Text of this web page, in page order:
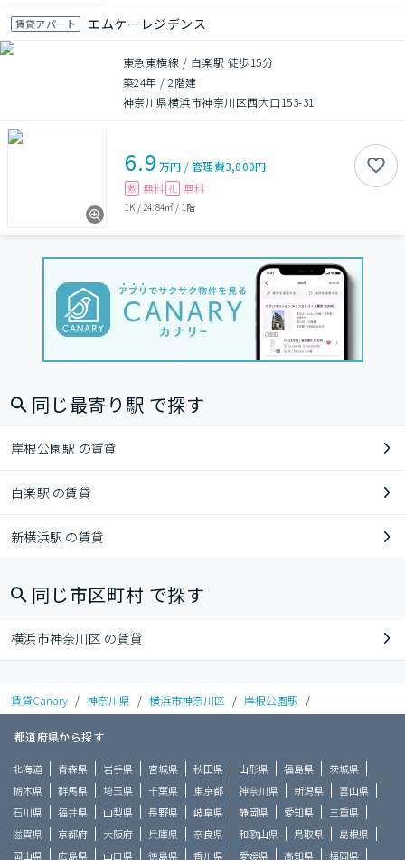
賃貸アパート エムケーレジデンス
東急東横線 / 白楽駅 徒歩15分
築24年 /2階建
神奈川県横浜市神奈川区西大口153-31
6.9 万円 /管理費3,000円
敷 無料 礼 無料
1K / 24.84㎡ / 1階
同じ最寄り駅 で探す
岸根公園駅 の賃貸
白楽駅 の賃貸
新横浜駅 の賃貸
同じ市区町村 で探す
横浜市神奈川区 の賃貸
賃貸Canary / 神奈川県 / 横浜市神奈川区 / 岸根公園駅 /
都道府県から探す
北海道 青森県 岩手県 宮城県 秋田県 山形県 福島県
茨城県
栃木県
群馬県 埼玉県 千葉県 東京都 神奈川県 新潟県
富山県
石川県
福井県 山梨県 長野県 岐阜県 静岡県 愛知県
三重県
滋賀県
京都府 大阪府 兵庫県 奈良県 和歌山県 鳥取県
島根県
岡山県
広島県 山口県 徳島県 香川県 愛媛県 高知県 福岡県